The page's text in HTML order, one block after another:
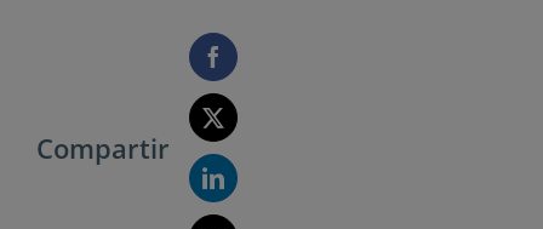
Compartir